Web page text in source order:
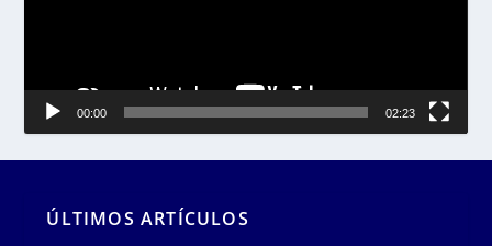
00:00 02:23
ÚLTIMOS ARTÍCULOS